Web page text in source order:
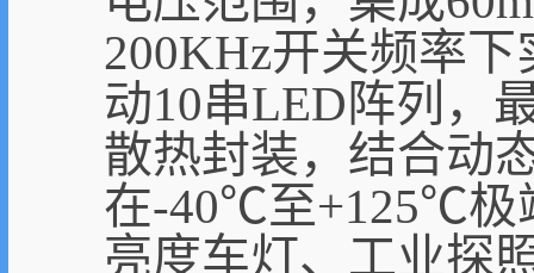
200KHz开关频率
动10串LED阵列，
散热封装，结合动
在-40℃至+125℃极
亮度车灯、工业探